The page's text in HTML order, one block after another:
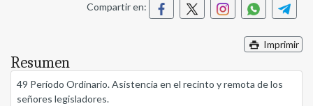
Compartir en:
Imprimir
Resumen
49 Período Ordinario. Asistencia en el recinto y remota de los
señores legisladores.